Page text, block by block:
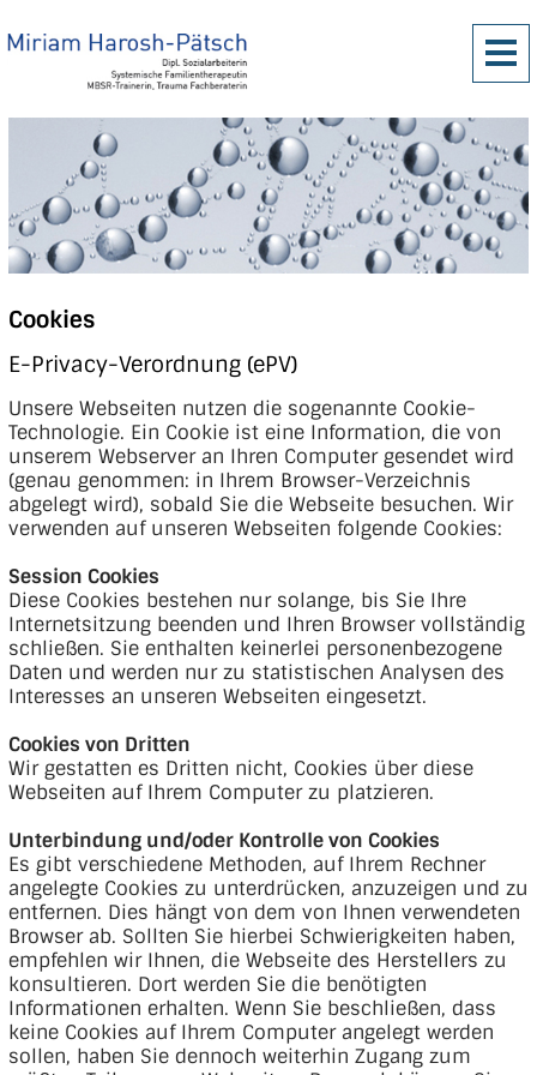
Cookies
E-Privacy-Verordnung (ePV)
Unsere Webseiten nutzen die sogenannte Cookie-
Technologie. Ein Cookie ist eine Information, die von
unserem Webserver an Ihren Computer gesendet wird
(genau genommen: in Ihrem Browser-Verzeichnis
abgelegt wird), sobald Sie die Webseite besuchen. Wir
verwenden auf unseren Webseiten folgende Cookies:
Session Cookies
Diese Cookies bestehen nur solange, bis Sie Ihre
Internetsitzung beenden und Ihren Browser vollständig
schließen. Sie enthalten keinerlei personenbezogene
Daten und werden nur zu statistischen Analysen des
Interesses an unseren Webseiten eingesetzt.
Cookies von Dritten
Wir gestatten es Dritten nicht, Cookies über diese
Webseiten auf Ihrem Computer zu platzieren.
Unterbindung und/oder Kontrolle von Cookies
Es gibt verschiedene Methoden, auf Ihrem Rechner
angelegte Cookies zu unterdrücken, anzuzeigen und zu
entfernen. Dies hängt von dem von Ihnen verwendeten
Browser ab. Sollten Sie hierbei Schwierigkeiten haben,
empfehlen wir Ihnen, die Webseite des Herstellers zu
konsultieren. Dort werden Sie die benötigten
Informationen erhalten. Wenn Sie beschließen, dass
keine Cookies auf Ihrem Computer angelegt werden
sollen, haben Sie dennoch weiterhin Zugang zum